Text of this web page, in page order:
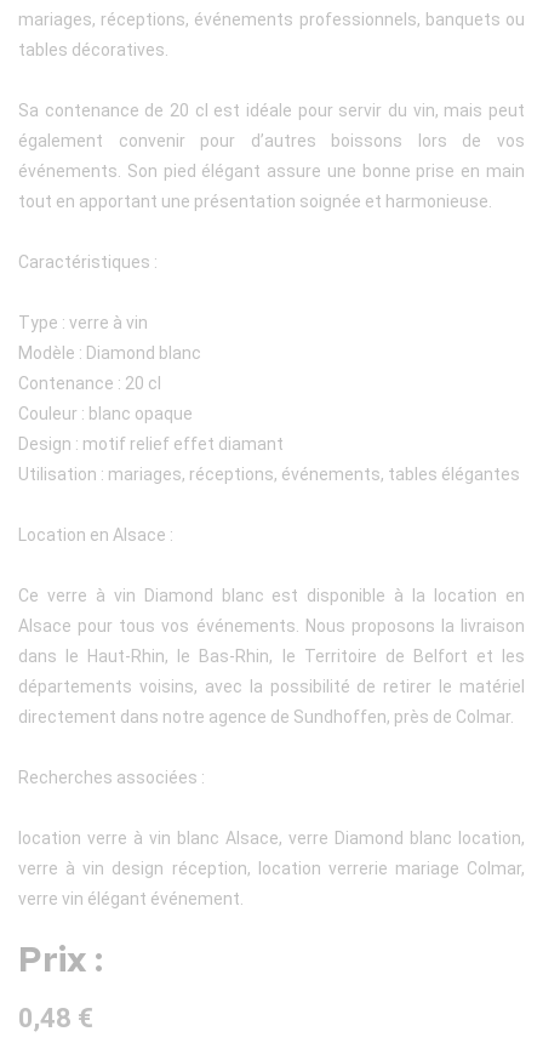
mariages, réceptions, événements professionnels, banquets ou
tables décoratives.
Sa contenance de 20 cl est idéale pour servir du vin, mais peut
également convenir pour d’autres boissons lors de vos
événements. Son pied élégant assure une bonne prise en main
tout en apportant une présentation soignée et harmonieuse.
Caractéristiques :
Type : verre à vin
Modèle : Diamond blanc
Contenance : 20 cl
Couleur : blanc opaque
Design : motif relief effet diamant
Utilisation : mariages, réceptions, événements, tables élégantes
Location en Alsace :
Ce verre à vin Diamond blanc est disponible à la location en
Alsace pour tous vos événements. Nous proposons la livraison
dans le Haut-Rhin, le Bas-Rhin, le Territoire de Belfort et les
départements voisins, avec la possibilité de retirer le matériel
directement dans notre agence de Sundhoffen, près de Colmar.
Recherches associées :
location verre à vin blanc Alsace, verre Diamond blanc location,
verre à vin design réception, location verrerie mariage Colmar,
verre vin élégant événement.
Prix :
0,48 €